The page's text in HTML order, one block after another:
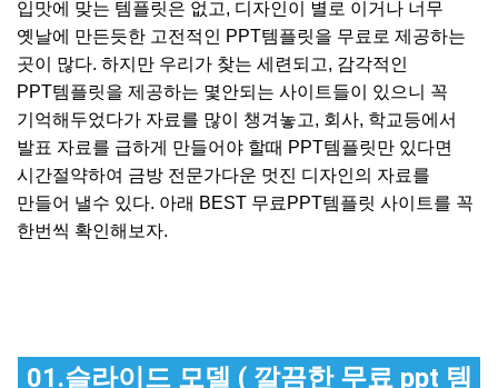
입맛에 맞는 템플릿은 없고, 디자인이 별로 이거나 너무
옛날에 만든듯한 고전적인 PPT템플릿을 무료로 제공하는
곳이 많다. 하지만 우리가 찾는 세련되고, 감각적인
PPT템플릿을 제공하는 몇안되는 사이트들이 있으니 꼭
기억해두었다가 자료를 많이 챙겨놓고, 회사, 학교등에서
발표 자료를 급하게 만들어야 할때 PPT템플릿만 있다면
시간절약하여 금방 전문가다운 멋진 디자인의 자료를
만들어 낼수 있다. 아래 BEST 무료PPT템플릿 사이트를 꼭
한번씩 확인해보자.
01.슬라이드 모델 ( 깔끔한 무료 ppt 템